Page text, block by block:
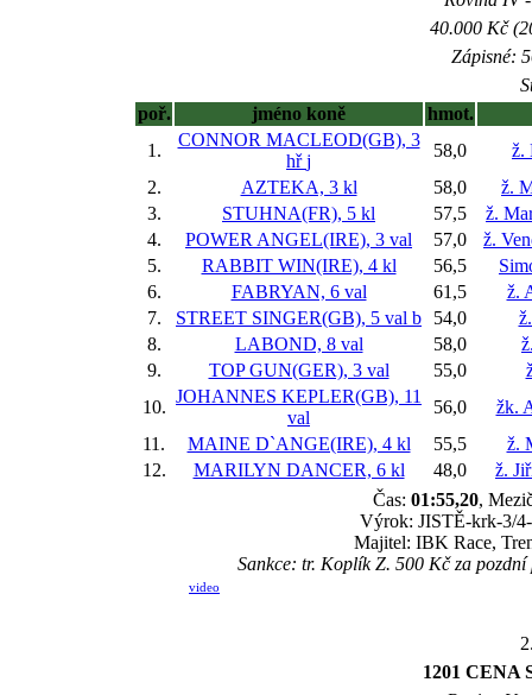
40.000 Kč
Zápisné:
poř.
jméno koně
hmot.
1.
CONNOR MACLEOD(GB), 3
hřj
58,0
ž.
2.
AZTEKA, 3 kl 58,0
ž.
3.
STUHNA(FR), 5 kl 57,5
ž.
4.
POWER ANGEL(IRE), 3 val 57,0
ž.
5.
RABBIT WIN(IRE), 4 kl 56,5
6.
FABRYAN, 6 val 61,5
ž.
7.
STREET SINGER(GB), 5 val b 54,0
8.
LABOND, 8 val 58,0
9.
TOP GUN(GER), 3 val 55,0
10.
JOHANNES KEPLER(GB), 11
val
56,0
žk.
11.
MAINE D`ANGE(IRE), 4 kl 55,5
ž.
12.
MARILYN DANCER, 6 kl 48,0
ž.
Čas: 01:55,20,
Výrok: JISTĚ-krk-3/
Majitel: IBK Race,
Sankce: tr. Koplík Z. 500 Kč za
video
1201 CENA